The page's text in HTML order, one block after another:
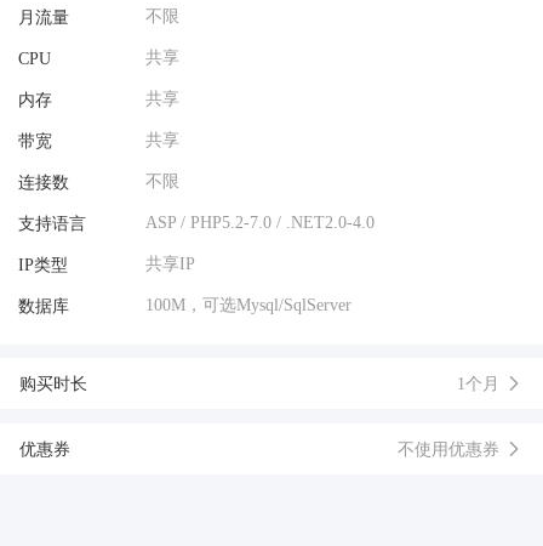
月流量 不限
CPU 共享
内存 共享
带宽 共享
连接数 不限
支持语言 ASP / PHP5.2-7.0 / .NET2.0-4.0
IP类型 共享IP
数据库 100M，可选Mysql/SqlServer
购买时长 1个月
优惠券 不使用优惠券